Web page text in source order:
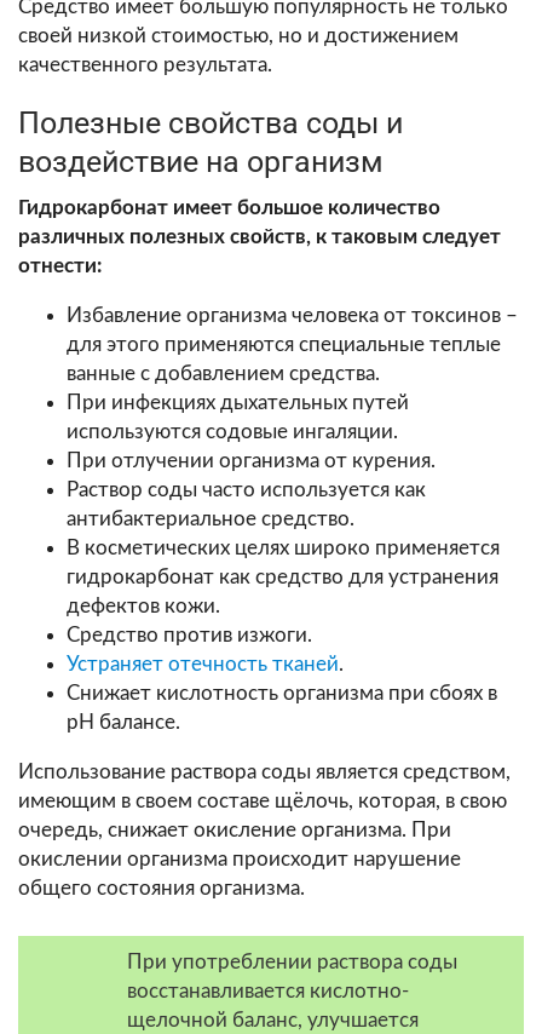
Средство имеет большую популярность не только
своей низкой стоимостью, но и достижением
качественного результата.
Полезные свойства соды и
воздействие на организм
Гидрокарбонат имеет большое количество
различных полезных свойств, к таковым следует
отнести:
Избавление организма человека от токсинов –
для этого применяются специальные теплые
ванные с добавлением средства.
При инфекциях дыхательных путей
используются содовые ингаляции.
При отлучении организма от курения.
Раствор соды часто используется как
антибактериальное средство.
В косметических целях широко применяется
гидрокарбонат как средство для устранения
дефектов кожи.
Средство против изжоги.
Устраняет отечность тканей.
Снижает кислотность организма при сбоях в
рН балансе.
Использование раствора соды является средством,
имеющим в своем составе щёлочь, которая, в свою
очередь, снижает окисление организма. При
окислении организма происходит нарушение
общего состояния организма.
При употреблении раствора соды
восстанавливается кислотно-
щелочной баланс, улучшается